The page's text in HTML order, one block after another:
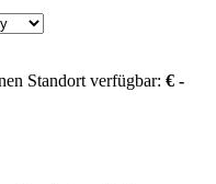
Standort verfügbar: € -